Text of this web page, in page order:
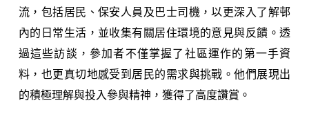
流，包括居民、保安人員及巴士司機，以更深入了解邨
內的日常生活，並收集有關居住環境的意見與反饋。透
過這些訪談，參加者不僅掌握了社區運作的第一手資
料，也更真切地感受到居民的需求與挑戰。他們展現出
的積極理解與投入參與精神，獲得了高度讚賞。